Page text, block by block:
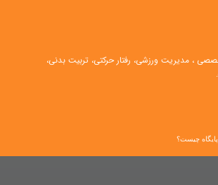
،مدیریت ورزشی،رفتار حرکتی، تربیت بدنی،
چیست؟